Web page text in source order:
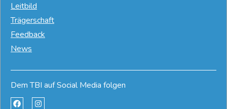
Leitbild
Trägerschaft
Feedback
News
Dem TBI auf Social Media folgen